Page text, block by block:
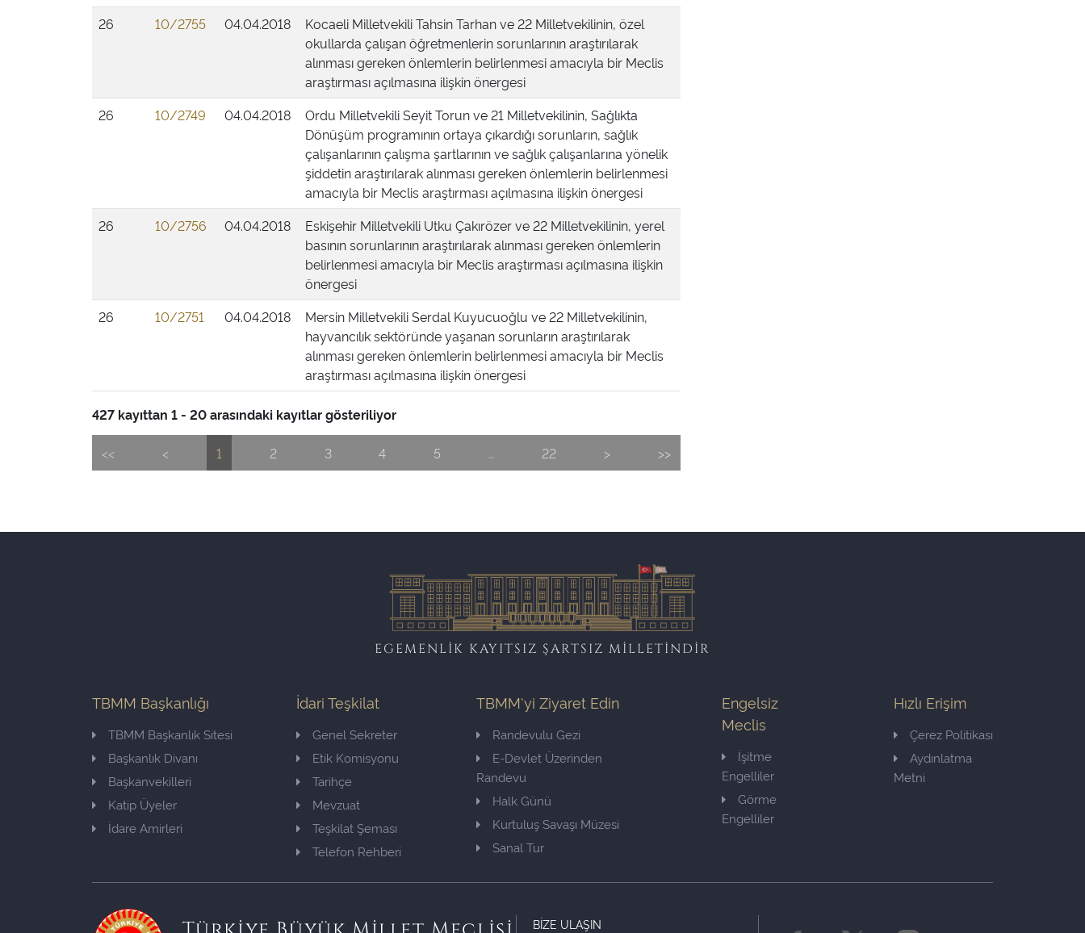
26
10/2755 04.04.2018
Kocaeli Milletvekili Tahsin Tarhan ve 22 Milletvekilinin, özel
okullarda çalışan öğretmenlerin sorunlarının araştırılarak
alınması gereken önlemlerin belirlenmesi amacıyla bir Meclis
araştırması açılmasına ilişkin önergesi
26
10/2749 04.04.2018
Ordu Milletvekili Seyit Torun ve 21 Milletvekilinin, Sağlıkta
Dönüşüm programının ortaya çıkardığı sorunların, sağlık
çalışanlarının çalışma şartlarının ve sağlık çalışanlarına yönelik
şiddetin araştırılarak alınması gereken önlemlerin belirlenmesi
amacıyla bir Meclis araştırması açılmasına ilişkin önergesi
26
10/2756 04.04.2018
Eskişehir Milletvekili Utku Çakırözer ve 22 Milletvekilinin, yerel
basının sorunlarının araştırılarak alınması gereken önlemlerin
belirlenmesi amacıyla bir Meclis araştırması açılmasına ilişkin
önergesi
26
10/2751 04.04.2018
Mersin Milletvekili Serdal Kuyucuoğlu ve 22 Milletvekilinin,
hayvancılık sektöründe yaşanan sorunların araştırılarak
alınması gereken önlemlerin belirlenmesi amacıyla bir Meclis
araştırması açılmasına ilişkin önergesi
427 kayıttan 1 - 20 arasındaki kayıtlar gösteriliyor
<< < 1 2 3 4 5 … 22 > >>
EGEMENLİK KAYITSIZ ŞARTSIZ MİLLETİNDİR
TBMM Başkanlığı
TBMM Başkanlık Sitesi
Başkanlık Divanı
Başkanvekilleri
Katip Üyeler
İdare Amirleri
İdari Teşkilat
Genel Sekreter
Etik Komisyonu
Tarihçe
Mevzuat
Teşkilat Şeması
Telefon Rehberi
TBMM'yi Ziyaret Edin
Randevulu Gezi
E-Devlet Üzerinden
Randevu
Halk Günü
Kurtuluş Savaşı Müzesi
Sanal Tur
Engelsiz
Meclis
İşitme
Engelliler
Görme
Engelliler
Hızlı Erişim
Çerez Politikası
Aydınlatma
Metni
BİZE ULAŞIN